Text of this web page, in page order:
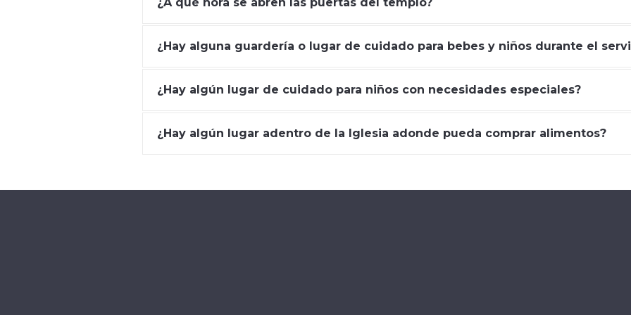
¿Hay alguna guardería o lugar de cuidado para bebes y niños durante el
¿Hay algún lugar de cuidado para niños con necesidades especiales?
¿Hay algún lugar adentro de la Iglesia adonde pueda comprar alimentos?